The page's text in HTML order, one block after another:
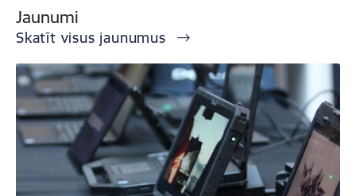
Jaunumi
Skatīt visus jaunumus